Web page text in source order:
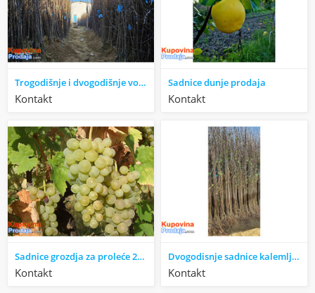
Trogodišnje i dvogodišnje voćne sadnice za dvorište i baštu
Kontakt
Sadnice dunje prodaja
Kontakt
Sadnice grozdja za proleće 2023 veliki izbor sorti
Kontakt
Dvogodisnje sadnice kalemljenog oraha - Rasadnik Antić
Kontakt